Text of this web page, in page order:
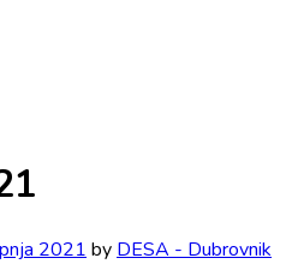
2021 by DESA - Dubrovnik